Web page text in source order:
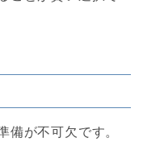
備が不可欠です。